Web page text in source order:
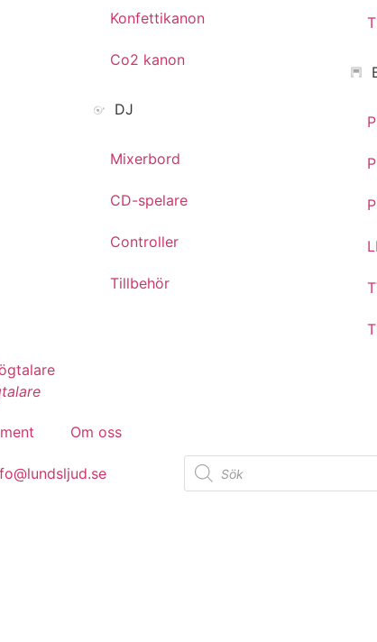
Konfettikanon
Co2 kanon
DJ
Mixerbord
CD-spelare
Controller
Tillbehör
Om oss